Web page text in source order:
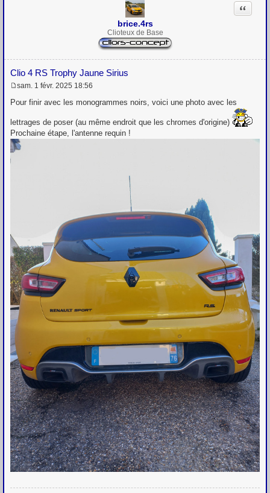
brice.4rs
Clioteux de Base
Clio 4 RS Trophy Jaune Sirius
Citation
e
s
a
g
e
sam. 1 févr. 2025 18:56
Pour finir avec les monogrammes noirs, voici une photo avec les
lettrages de poser (au même endroit que les chromes d'origine)
Prochaine étape, l'antenne requin !